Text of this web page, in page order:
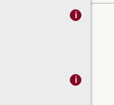
i
i